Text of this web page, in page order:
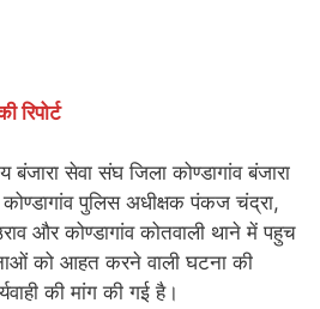
रिपोर्ट
सेवा संघ जिला कोण्डागांव बंजारा
पुलिस अधीक्षक पंकज चंद्रा,
और कोण्डागांव कोतवाली थाने में पहुच
को आहत करने वाली घटना की
की मांग की गई है।